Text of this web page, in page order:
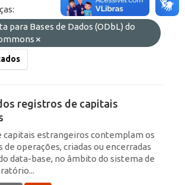
para Bases de Dados (ODbL) do
registros de capitais
capitais estrangeiros contemplam os
operações, criadas ou encerradas
data-base, no âmbito do sistema de